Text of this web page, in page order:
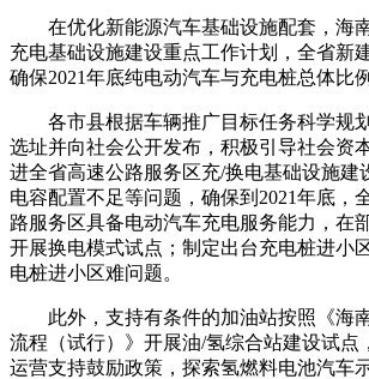
在优化新能源汽车基础设施配套，海
充电基础设施建设重点工作计划，全省新
确保2021年底纯电动汽车与充电桩总体比
各市县根据车辆推广目标任务科学规
选址并向社会公开发布，积极引导社会资
进全省高速公路服务区充/换电基础设施建
电容配置不足等问题，确保到2021年底，
路服务区具备电动汽车充电服务能力，在
开展换电模式试点；制定出台充电桩进小
电桩进小区难问题。
此外，支持有条件的加油站按照《海
流程（试行）》开展油/氢综合站建设试点
运营支持鼓励政策，探索氢燃料电池汽车